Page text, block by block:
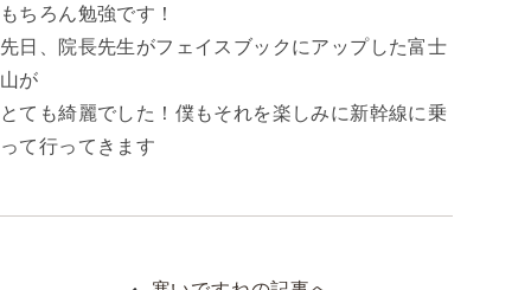
もちろん勉強です！
先日、院長先生がフェイスブックにアップした富士
山が
とても綺麗でした！僕もそれを楽しみに新幹線に乗
って行ってきます